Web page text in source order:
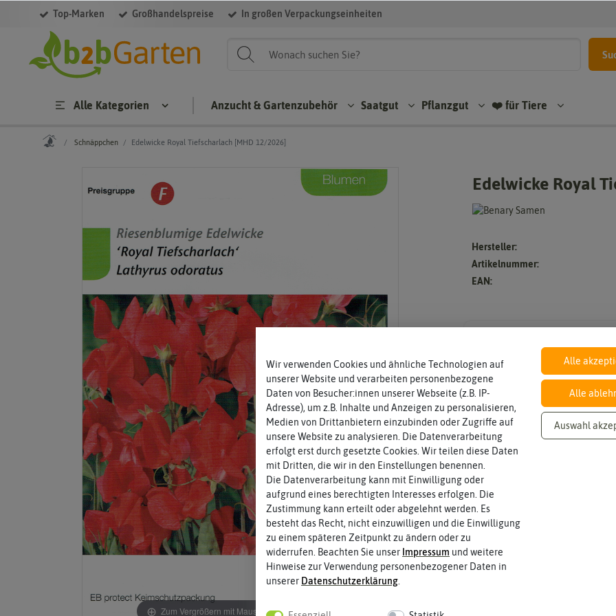
Top-Marken Großhandelspreise In großen Verpackungseinheiten
Alle Kategorien Anzucht & Gartenzubehör Saatgut Pflanzgut ❤️ für Tiere
Schnäppchen Edelwicke Royal Tiefscharlach [MHD 12/2026]
Zum Vergrößern mit Maus über das Bild fahren
Edelwicke Royal
Hersteller:
Artikelnummer:
EAN:
Wie viel ist enthalten
Standort
sonnig
Wie viel Licht benötigt die Pflanze?
halbschattig, sonnig, vollsonnig)
Blütenfarbe
rot
Wie ist die Blüte eingefärbt? Kann
sein.
Wir verwenden Cookies und ähnliche Technologien auf
unserer Website und verarbeiten personenbezogene
Daten von Besucher:innen unserer Webseite (z.B. IP-
Adresse), um z.B. Inhalte und Anzeigen zu personalisieren,
Medien von Drittanbietern einzubinden oder Zugriffe auf
unsere Website zu analysieren. Die Datenverarbeitung
erfolgt erst durch gesetzte Cookies. Wir teilen diese Daten
mit Dritten, die wir in den Einstellungen benennen.
Die Datenverarbeitung kann mit Einwilligung oder
aufgrund eines berechtigten Interesses erfolgen. Die
Zustimmung kann erteilt oder abgelehnt werden. Es
besteht das Recht, nicht einzuwilligen und die Einwilligung
zu einem späteren Zeitpunkt zu ändern oder zu
widerrufen. Beachten Sie unser Impressum und weitere
Hinweise zur Verwendung personenbezogener Daten in
unserer Daten­schutz­erklärung
Alle
Alle
Auswahl